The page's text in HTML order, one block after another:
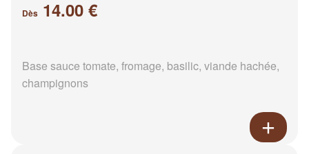
Dès 14.00 €
Base sauce tomate, fromage, basilic, viande hachée,
champignons